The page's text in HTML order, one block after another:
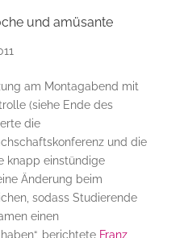
und amüsante
am Montagabend mit
(siehe Ende des
die
und die
knapp einstündige
Änderung beim
sodass Studierende
einen
berichtete Franz